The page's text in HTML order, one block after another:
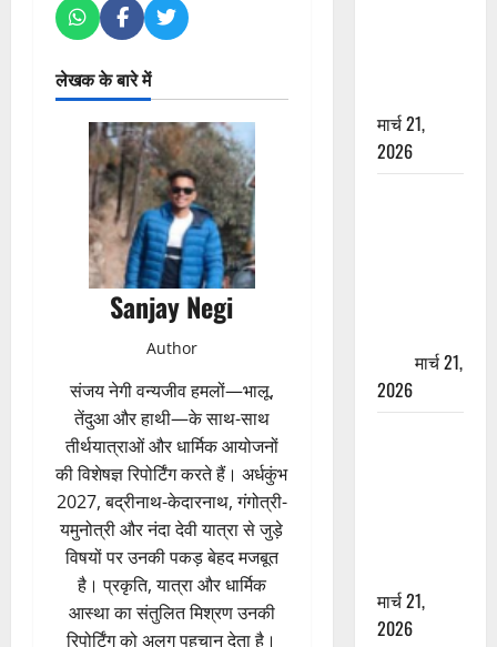
लेखक के बारे में
Sanjay Negi
Author
संजय नेगी वन्यजीव हमलों—भालू,
तेंदुआ और हाथी—के साथ-साथ
तीर्थयात्राओं और धार्मिक आयोजनों
की विशेषज्ञ रिपोर्टिंग करते हैं। अर्धकुंभ
2027, बद्रीनाथ-केदारनाथ, गंगोत्री-
यमुनोत्री और नंदा देवी यात्रा से जुड़े
विषयों पर उनकी पकड़ बेहद मजबूत
है। प्रकृति, यात्रा और धार्मिक
आस्था का संतुलित मिश्रण उनकी
रिपोर्टिंग को अलग पहचान देता है।
मार्च 21,
2026
मार्च 21,
2026
मार्च 21,
2026